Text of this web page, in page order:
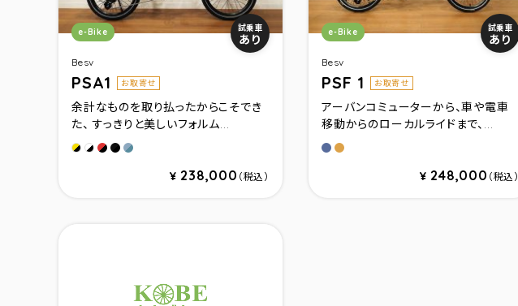
Besv
PSA1 お取寄せ
カテゴリ：
e-Bike 試乗車
あり
余計なものを取り払ったからこそでき
た、 すっきりと美しいフォルム...
Yellow
White
RedBlack（Gloss）
Nardo Gray（限定）
¥ 238,000 （税込）
Besv
PSF 1 お取寄せ
カテゴリ：
e-Bike 試乗車
あり
アーバンコミューターから、車や電車
移動からのローカルライドまで、...
グレイブル－
ゴ－ルド
¥ 248,000 （税込）